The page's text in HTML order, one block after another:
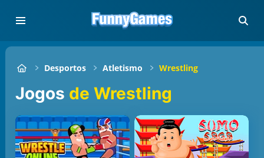
Desportos Atletismo Wrestling
Jogos de Wrestling